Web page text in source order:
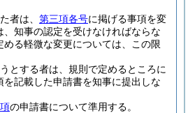
者は、 第三項各号に掲げる事項を変
知事の認定を受けなければならな
める軽微な変更については、この限
とする者は、規則で定めるところに
を記載した申請書を知事に提出しな
の申請書について準用する。